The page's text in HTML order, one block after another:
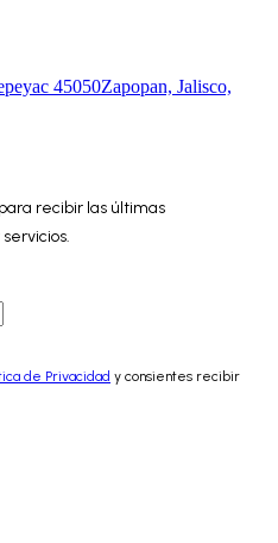
45050Zapopan, Jalisco,
recibir las últimas
de Privacidad y consientes recibir